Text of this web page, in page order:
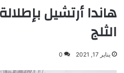
هاندا أرتشيل
الثلج
يناير 17, 2021 0